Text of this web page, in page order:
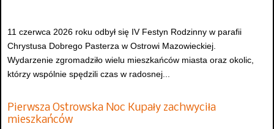
11 czerwca 2026 roku odbył się IV Festyn Rodzinny w parafii
Chrystusa Dobrego Pasterza w Ostrowi Mazowieckiej.
Wydarzenie zgromadziło wielu mieszkańców miasta oraz okolic,
którzy wspólnie spędzili czas w radosnej...
Pierwsza Ostrowska Noc Kupały zachwyciła
mieszkańców